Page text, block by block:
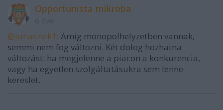
Opportunista mikroba
@juhaszvik1 : Amíg monopolhelyzetben vannak,
semmi nem fog változni. Két dolog hozhatna
változást: ha megjelenne a piacon a konkurencia,
vagy ha egyetlen szolgáltatásukra sem lenne
kereslet.